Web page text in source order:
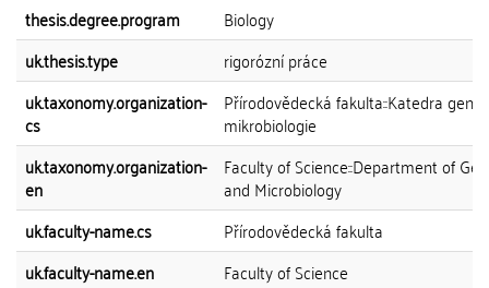
thesis.degree.program
Biology
uk.thesis.type
rigorózní práce
uk.taxonomy.organization-
cs
Přírodovědecká fakulta::Katedra
mikrobiologie
uk.taxonomy.organization-
en
Faculty of Science::Department of
and Microbiology
uk.faculty-name.cs
Přírodovědecká fakulta
uk.faculty-name.en
Faculty of Science